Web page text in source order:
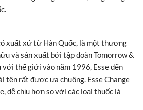
xuất xứ từ Hàn Quốc, là một thương
và sản xuất bởi tập đoàn Tomorrow &
thế giới vào năm 1996, Esse đến
tên rất được ưa chuộng. Esse Change
dễ chịu hơn so với các loại thuốc lá